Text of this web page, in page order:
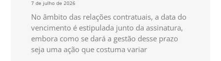
7 de julho de 2026
No âmbito das relações contratuais, a data do
vencimento é estipulada junto da assinatura,
embora como se dará a gestão desse prazo
seja uma ação que costuma variar